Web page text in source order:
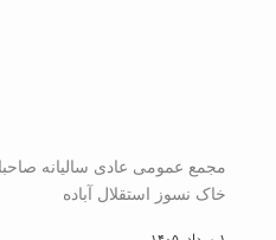
مجمع عمومی عادی سالیانه
خاک نسوز استقلال آباده